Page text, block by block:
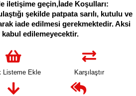
iletişime geçin,İade Koşulları:
şekilde patpata sarılı, kutulu ve
iade edilmesi gerekmektedir. Aksi
edilemeyecektir.
Listeme Ekle Karşılaştır